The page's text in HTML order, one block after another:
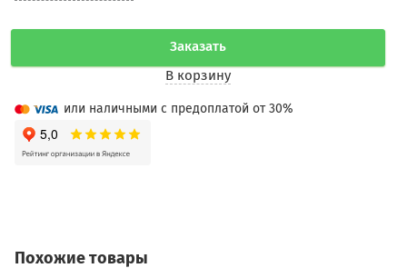
Заказать
В корзину
или наличными с предоплатой от 30%
Похожие товары